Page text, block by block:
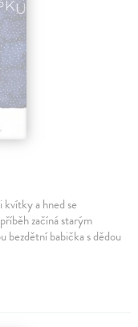
a hned se
začíná starým
bezdětní babička s dědou